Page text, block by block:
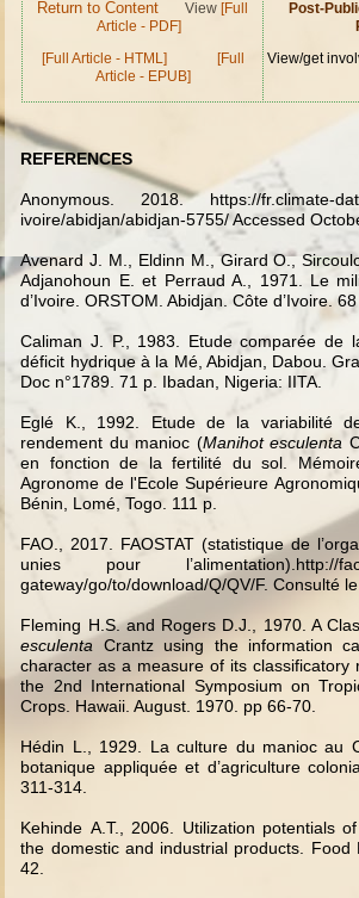
Return to Content View [Full
Article - PDF]
[Full Article - HTML]
[Full
Article - EPUB]
Post-
View/get
REFERENCES
Anonymous. 2018. https://fr.climate-
ivoire/abidjan/abidjan-5755/Accessed
Avenard J. M., Eldinn M., Girard O.,
Adjanohoun E. et Perraud A., 1971. Le
d’Ivoire. ORSTOM. Abidjan. Côte d’Ivoire.
Caliman J. P., 1983. Etude comparée de
déficit hydrique à la Mé, Abidjan, Dabou.
Doc n°1789. 71 p. Ibadan, Nigeria: IITA.
Eglé K., 1992. Etude de la variabilité
rendement du manioc (Manihot esculenta
en fonction de la fertilité du sol.
Agronome de l'Ecole Supérieure
Bénin, Lomé, Togo. 111 p.
FAO., 2017. FAOSTAT (statistique de
unies pour l’alimentation).http://
gateway/go/to/download/Q/QV/F. Consulté
Fleming H.S. and Rogers D.J., 1970. A
esculenta Crantz using the information
character as a measure of its classificatory
the 2nd International Symposium on
Crops. Hawaii. August. 1970. pp 66-70.
Hédin L., 1929. La culture du manioc au
botanique appliquée et d’agriculture
311-314.
Kehinde A.T., 2006. Utilization potentials
the domestic and industrial products. Food
42.